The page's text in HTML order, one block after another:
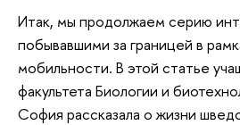
Итак, мы продолжаем серию
побывавшими за границей в
мобильности. В этой статье
факультета Биологии и
София рассказала о жизни